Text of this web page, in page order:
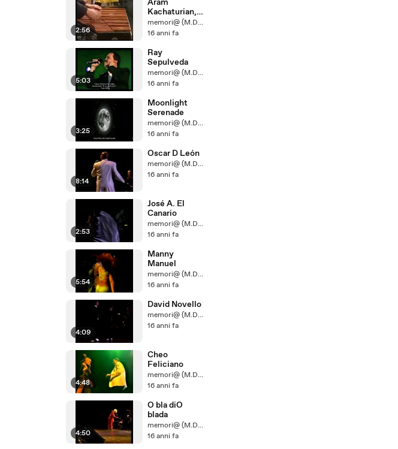
2:56
Aram
Kachaturian,
Sabre Dancememori@ (M.D.U.D.)
16 anni fa
5:03
Ray
Sepulveda
memori@ (M.D.U.D.)
16 anni fa
3:25
Moonlight
Serenade
memori@ (M.D.U.D.)
16 anni fa
8:14
Oscar D León
memori@ (M.D.U.D.)
16 anni fa
2:53
José A. El
Canario
memori@ (M.D.U.D.)
16 anni fa
5:54
Manny
Manuel
memori@ (M.D.U.D.)
16 anni fa
4:09
David Novello
memori@ (M.D.U.D.)
16 anni fa
4:48
Cheo
Feliciano
memori@ (M.D.U.D.)
16 anni fa
4:50
O bla diO
blada
memori@ (M.D.U.D.)
16 anni fa